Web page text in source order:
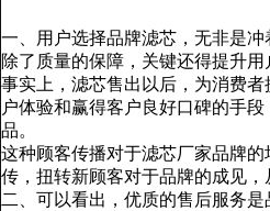
一、用户选择品牌滤芯，无非是
除了质量的保障，关键还得提升用
事实上，滤芯售出以后，为消费
户体验和赢得客户良好口碑的手
品。
这种顾客传播对于滤芯厂家品牌
传，扭转新顾客对于品牌的成见
二、可以看出，优质的售后服务